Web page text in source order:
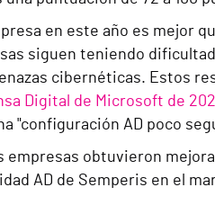
en este año es mejor
siguen teniendo
cibernéticas. Estos
Digital de Microsoft de
"configuración AD poco
empresas obtuvieron
AD de Semperis en el